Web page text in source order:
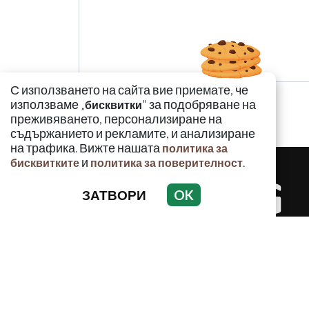
С използването на сайта вие приемате, че
използваме „бисквитки" за подобряване на
преживяването, персонализиране на
съдържанието и рекламите, и анализиране
на трафика. Вижте нашата политика за
бисквитките и политика за поверителност.
ЗАТВОРИ OK